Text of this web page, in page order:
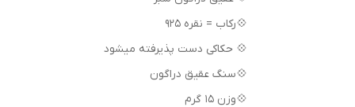
💠رکاب = نقره 925
💠 حکاکی دست پذیرفته میشود
💠سنگ عقیق دراگون
💠وزن 15 گرم